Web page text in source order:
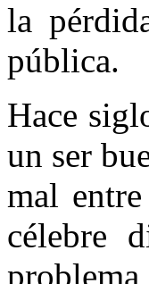
la
pública.
Hace
un ser
mal
célebre